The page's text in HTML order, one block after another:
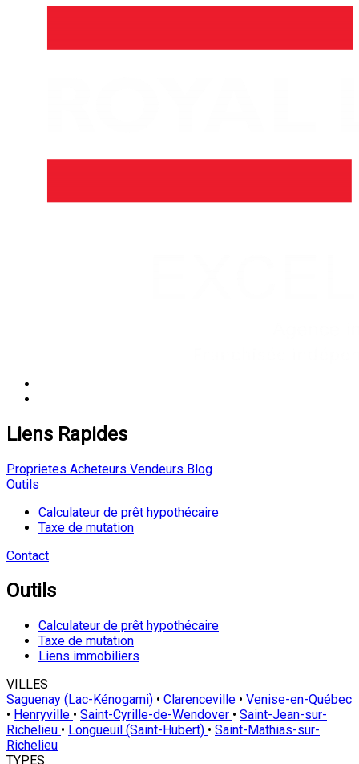
Liens Rapides
Proprietes Acheteurs Vendeurs Blog
Outils
Calculateur de prêt hypothécaire
Taxe de mutation
Contact
Outils
Calculateur de prêt hypothécaire
Taxe de mutation
Liens immobiliers
VILLES
Saguenay (Lac-Kénogami) • Clarenceville • Venise-en-Québec
• Henryville • Saint-Cyrille-de-Wendover • Saint-Jean-sur-
Richelieu • Longueuil (Saint-Hubert) • Saint-Mathias-sur-
Richelieu
TYPES